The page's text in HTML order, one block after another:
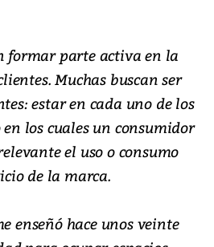
formar parte activa en la
Muchas buscan ser
estar en cada uno de los
los cuales un consumidor
el uso o consumo
de la marca.
enseñó hace unos veinte